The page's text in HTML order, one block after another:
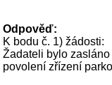
Odpověď:
K bodu č. 1) žádosti:
Žadateli bylo
povolení zřízení